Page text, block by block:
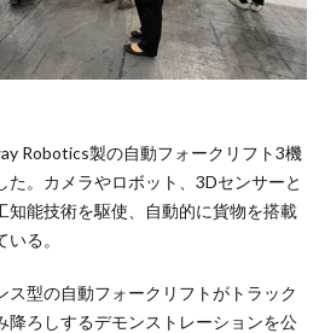
Robotics製の自動フォークリフト3機
。カメラやロボット、3Dセンサーと
知能技術を駆使、自動的に貨物を搭載
る。
ス型の自動フォークリフトがトラック
降ろしするデモンストレーションを公